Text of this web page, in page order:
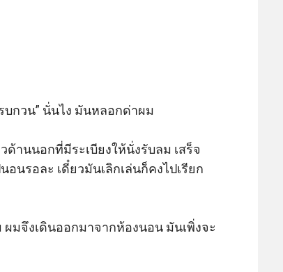
บกวน” นั่นไง มันหลอกด่าผม
ด้านนอกที่มีระเบียงให้นั่งรับลม เสร็จ
นรอละ เดี๋ยวมันเลิกเล่นก็คงไปเรียก
มจึงเดินออกมาจากห้องนอน มันเพิ่งจะ